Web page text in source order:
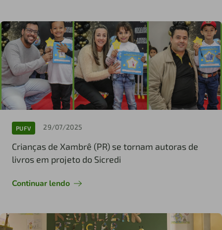
PUFV 29/07/2025
Crianças de Xambrê (PR) se tornam autoras de
livros em projeto do Sicredi
Continuar lendo